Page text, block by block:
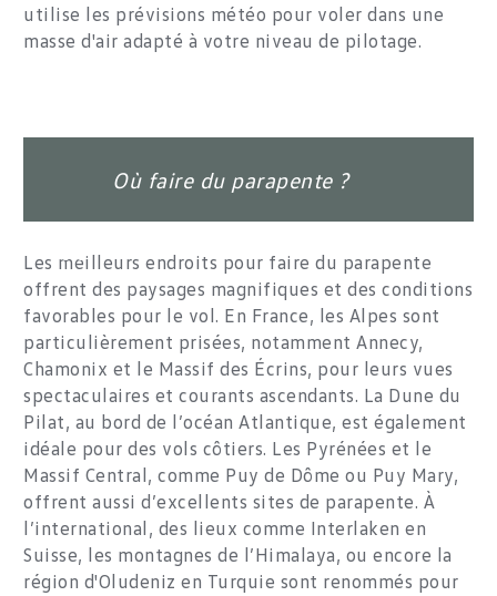
utilise les prévisions météo pour voler dans une
masse d'air adapté à votre niveau de pilotage.
Où faire du parapente ?
Les meilleurs endroits pour faire du parapente
offrent des paysages magnifiques et des conditions
favorables pour le vol. En France, les Alpes sont
particulièrement prisées, notamment Annecy,
Chamonix et le Massif des Écrins, pour leurs vues
spectaculaires et courants ascendants. La Dune du
Pilat, au bord de l’océan Atlantique, est également
idéale pour des vols côtiers. Les Pyrénées et le
Massif Central, comme Puy de Dôme ou Puy Mary,
offrent aussi d’excellents sites de parapente. À
l’international, des lieux comme Interlaken en
Suisse, les montagnes de l’Himalaya, ou encore la
région d'Oludeniz en Turquie sont renommés pour